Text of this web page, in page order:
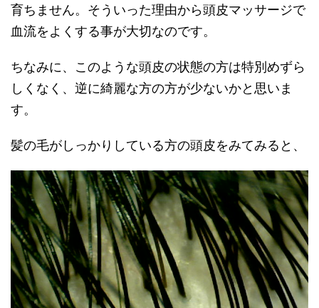
育ちません。そういった理由から頭皮マッサージで
血流をよくする事が大切なのです。
ちなみに、このような頭皮の状態の方は特別めずら
しくなく、逆に綺麗な方の方が少ないかと思いま
す。
髪の毛がしっかりしている方の頭皮をみてみると、